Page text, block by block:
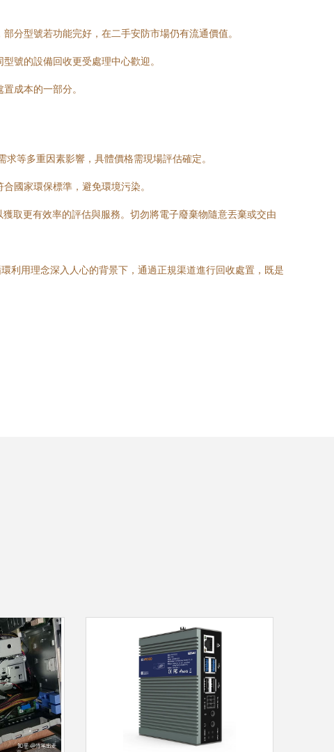
分型號若功能完好，在二手安防市場仍有流通價值。
號的設備回收更受處理中心歡迎。
成本的一部分。
等多重因素影響，具體價格需現場評估確定。
國家環保標準，避免環境污染。
取更有效率的評估與服務。切勿將電子廢棄物隨意丟棄或交由
利用理念深入人心的背景下，通過正規渠道進行回收處置，既是